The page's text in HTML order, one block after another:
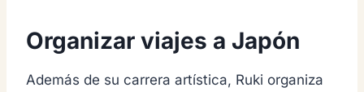
Organizar viajes a Japón
Además de su carrera artística, Ruki organiza